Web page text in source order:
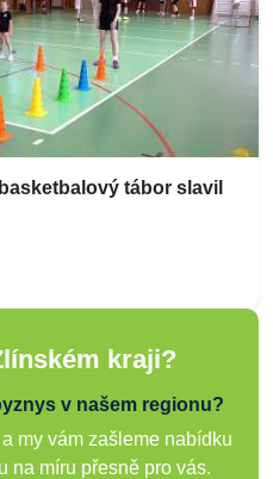
tábor slavil
kraji?
v našem regionu?
my vám zašleme nabídku
na míru přesně pro vás.